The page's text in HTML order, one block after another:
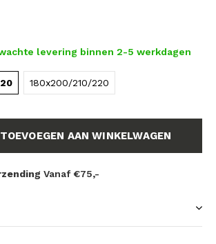
levering binnen 2-5 werkdagen
180x200/210/220
TOEVOEGEN AAN WINKELWAGEN
Vanaf €75,-